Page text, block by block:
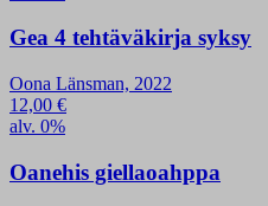
Gea 4 tehtäväkirja syksy
Oona Länsman, 2022
12,00 €
alv. 0%
Oanehis giellaoahppa